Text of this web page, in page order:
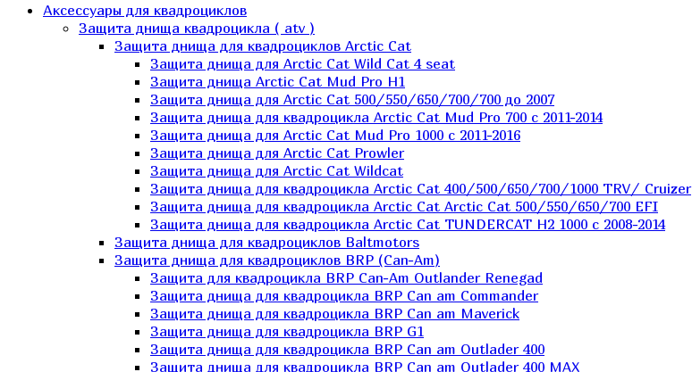
Аксессуары для квадроциклов
Защита днища квадроцикла ( atv )
Защита днища для квадроциклов Arctic Cat
Защита днища для Arctic Cat Wild Cat 4 seat
Защита днища Arctic Cat Mud Pro H1
Защита днища для Arctic Cat 500/550/650/700/700 до 2007
Защита днища для квадроцикла Arctic Cat Mud Pro 700 с 2011-2014
Защита днища для Arctic Cat Mud Pro 1000 c 2011-2016
Защита днища для Arctic Cat Prowler
Защита днища для Arctic Cat Wildcat
Защита днища для квадроцикла Arctic Cat 400/500/650/700/1000 TRV/ Cruizer
Защита днища для квадроцикла Arctic Cat Arctic Cat 500/550/650/700 EFI
Защита днища для квадроцикла Arctic Cat TUNDERCAT H2 1000 c 2008-2014
Защита днища для квадроциклов Baltmotors
Защита днища для квадроциклов BRP (Can-Am)
Защита для квадроцикла BRP Can-Am Outlander Renegad
Защита днища для квадроцикла BRP Can am Commander
Защита днища для квадроцикла BRP Can am Maverick
Защита днища для квадроцикла BRP G1
Защита днища для квадроцикла BRP Can am Outlader 400
Защита днища для квадроцикла BRP Can am Outlader 400 MAX